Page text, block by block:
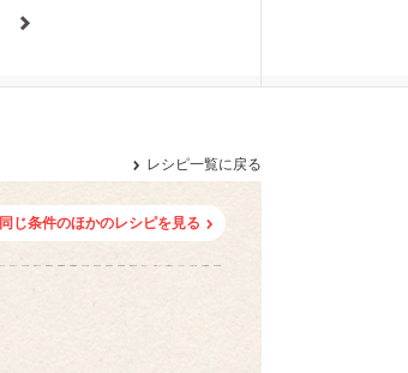
レシピ一覧に戻る
同じ条件のほかのレシピを見る